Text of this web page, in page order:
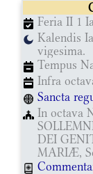
Feria II 1
Kalendis
vigesima.
Tempus
Infra
Sancta
In octava
DEI
MARIÆ,